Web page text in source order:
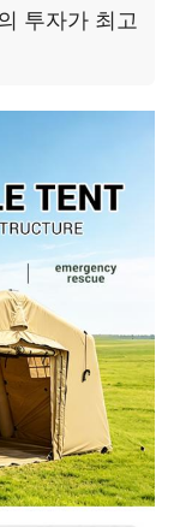
투자가 최고